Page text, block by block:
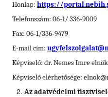
Honlap: https://
Telefonszám: 06-1/ 336-9009
Fax: 06-1/336-9479
E-mail cím:
Képviselő: dr. Nemes Imre elnök
Képviselő elérhetősége:
Az adatvédelmi